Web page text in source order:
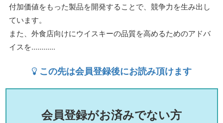
付加価値をもった製品を開発することで、競争力を生み出し
ています。
また、外食店向けにウイスキーの品質を高めるためのアドバ
イスを............
この先は会員登録後にお読み頂けます
会員登録がお済みでない方